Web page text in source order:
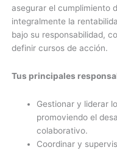
asegurar el cumplimiento
integralmente la
bajo su responsabilidad,
definir cursos de acción.
Tus principales
Gestionar y liderar
promoviendo el
colaborativo.
Coordinar y